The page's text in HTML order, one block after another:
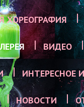
ХОРЕОГРАФИЯ
ВИДЕО
ИНТЕРЕСНОЕ
НОВОСТИ